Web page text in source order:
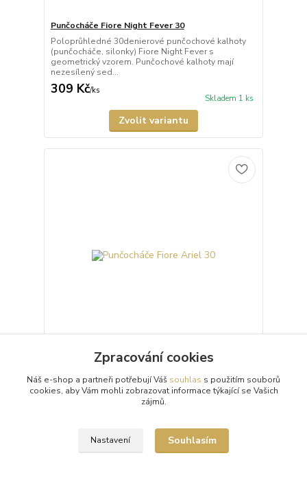
Punčocháče Fiore Night Fever 30
Poloprůhledné 30denierové punčochové kalhoty
(punčocháče, silonky) Fiore Night Fever s
geometrický vzorem. Punčochové kalhoty mají
nezesílený sed...
309 Kč/ks
Skladem 1 ks
Zvolit variantu
Punčocháče Fiore Ariel 30
Poloprůhledné 30denierové punčochové kalhoty
(punčocháče, silonky) Fiore Ariel s květinovým
vzorem. Punčochové kalhoty mají nezesílený sed,
Skladem 1 ks
Zpracování cookies
Náš e-shop a partneři potřebují Váš souhlas s použitím souborů
cookies, aby Vám mohli zobrazovat informace týkající se Vašich
zájmů.
Nastavení Souhlasím